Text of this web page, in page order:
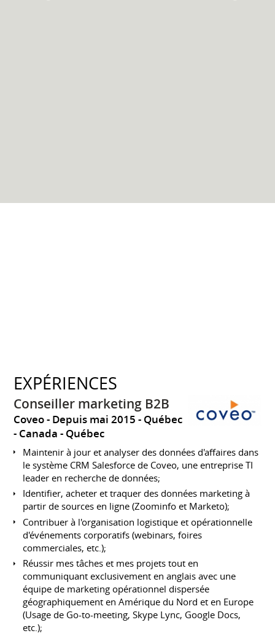
EXPÉRIENCES
Conseiller marketing B2B
Coveo Depuis mai 2015 Québec
Canada - Québec
Maintenir à jour et analyser des données d'affaires dans
le système CRM Salesforce de Coveo, une entreprise TI
leader en recherche de données;
Identifier, acheter et traquer des données marketing à
partir de sources en ligne (Zoominfo et Marketo);
Contribuer à l'organisation logistique et opérationnelle
d'événements corporatifs (webinars, foires
commerciales, etc.);
Réussir mes tâches et mes projets tout en
communiquant exclusivement en anglais avec une
équipe de marketing opérationnel dispersée
géographiquement en Amérique du Nord et en Europe
(Usage de Go-to-meeting, Skype Lync, Google Docs,
etc.);